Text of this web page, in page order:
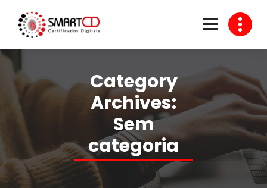
content
Category
Archives:
Sem
categoria